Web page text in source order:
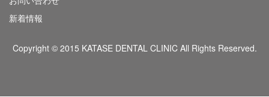
新着情報
Copyright © 2015 KATASE DENTAL CLINIC All Rights Reserved.